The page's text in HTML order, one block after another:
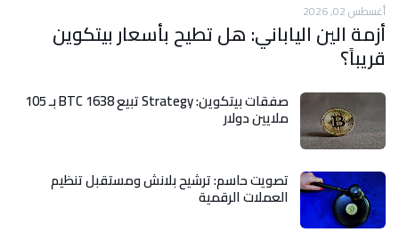
أغسطس 02, 2026
أزمة الين الياباني: هل تطيح بأسعار بيتكوين
قريباً؟
صفقات بيتكوين: Strategy تبيع 1638 BTC بـ 105
ملايين دولار
تصويت حاسم: ترشيح بلانش ومستقبل تنظيم
العملات الرقمية